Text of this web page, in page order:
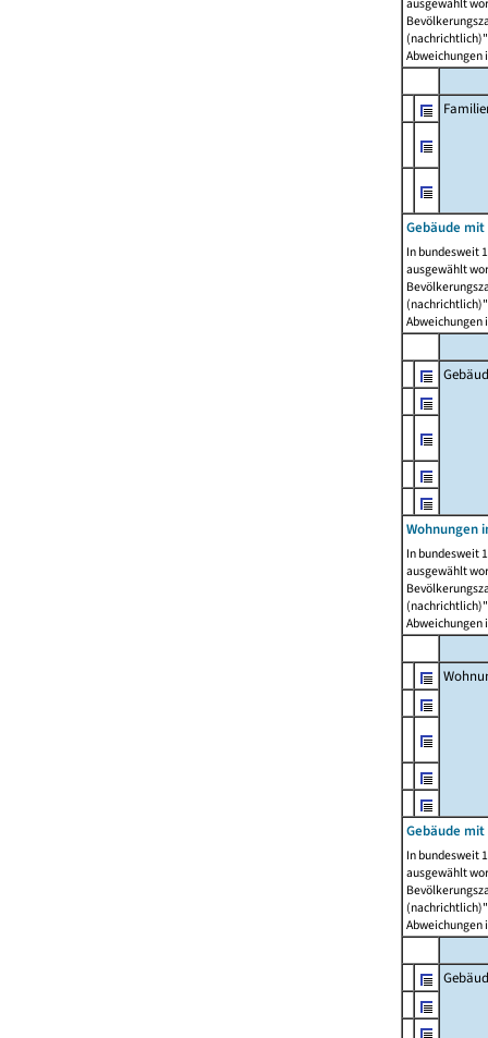
Abweichungen
Gebäude
In bundesweit
ausgewählt
Abweichungen
Wohnungen
In bundesweit
ausgewählt
Abweichungen
Gebäude
In bundesweit
ausgewählt
Abweichungen